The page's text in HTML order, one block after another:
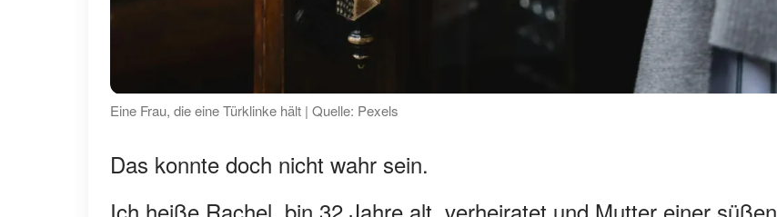
Eine Frau, die eine Türklinke hält | Quelle: Pexels
Das konnte doch nicht wahr sein.